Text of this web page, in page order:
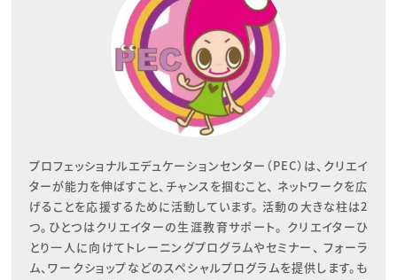
プロフェッショナルエデュケーションセンター（PEC）は、クリエイ
ターが能力を伸ばすこと、チャンスを掴むこと、 ネットワークを広
げることを応援するために活動しています。 活動の大きな柱は2
つ。ひとつはクリエイターの生涯教育サポート。 クリエイターひ
とり一人に向けてトレーニングプログラムやセミナー、 フォーラ
ム、ワークショップなどのスペシャルプログラムを提供します。も